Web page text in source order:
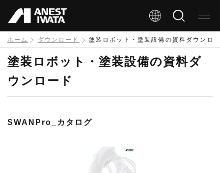
イ
ン
ツ
ホーム ダウンロード 塗装ロボット・塗装設備の資料ダウンロ
塗装ロボット・塗装設備の資料ダ
ウンロード
SWANPro_カタログ